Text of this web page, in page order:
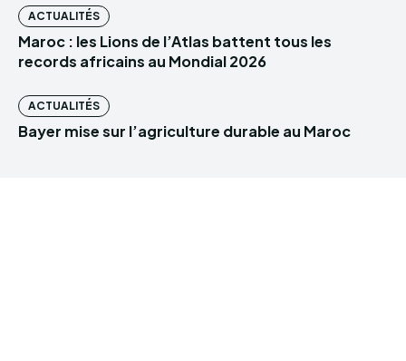
ACTUALITÉS
Maroc : les Lions de l’Atlas battent tous les
records africains au Mondial 2026
ACTUALITÉS
Bayer mise sur l’agriculture durable au Maroc